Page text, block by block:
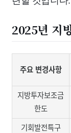
2025년 지
주요 변경사항
지방투자보조금
한도
기회발전특구